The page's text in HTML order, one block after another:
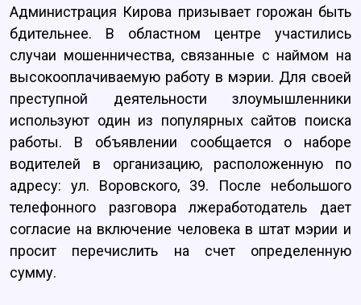
Администрация Кирова призывает горожан быть
бдительнее. В областном центре участились
случаи мошенничества, связанные с наймом на
высокооплачиваемую работу в мэрии. Для своей
преступной деятельности злоумышленники
используют один из популярных сайтов поиска
работы. В объявлении сообщается о наборе
водителей в организацию, расположенную по
адресу: ул. Воровского, 39. После небольшого
телефонного разговора лжеработодатель дает
согласие на включение человека в штат мэрии и
просит перечислить на счет определенную
сумму.